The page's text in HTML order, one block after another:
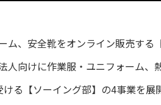
、安全靴をオンライン販売する
向けに作業服・ユニフォーム、
る【ソーイング部】の4事業を展